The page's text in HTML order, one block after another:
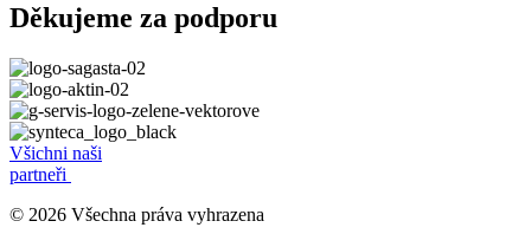
Děkujeme za podporu
Všichni naši
partneři
© 2026 Všechna práva vyhrazena